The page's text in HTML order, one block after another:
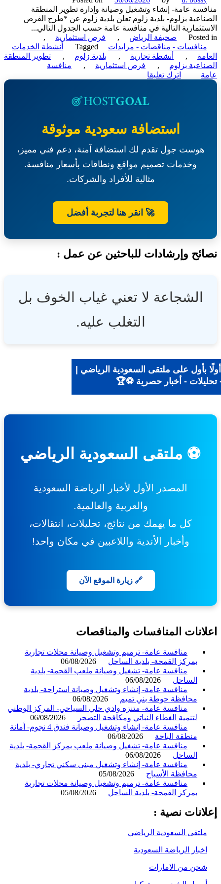
عامة- إنشاء وتشغيل وصيانة وإدارة تطوير المنطقة
بزلوم- بلدية زلوم تعلن بلدية زلوم عن *طرح الفرص
التالية في منافسة عامة حسب الجدول التالي...
صحيفة الرياض , فرص استثمارية
,
- مناقصات - مزايدات
Tagged
أنشطة الخدمات
, أنشطة تجارية , بلدية زلوم ,
تطوير المنطقة
بزلوم
, فرص استثمارية ,
منافسة
اترك تعليقاon
إنشاء
وصيانة
وإدارة
المنطقة
بزلوم-
بلدية
استضافة سعودية موثوقة
هوست جول تقدم لك استضافة آمنة، دعم فني مميز،
وخدمات تصميم مواقع ونطاقات بأسعار منافسة.
مثالية للأفراد والشركات.
🚀 انقر هنا لتجربة أفضل
وإرشادات للباحثين عن عمل :
الشجاعة لا تعني غياب الخوف بل
التغلب عليه.
بأول على ملتقى السعودية الرياضي |
- أخبار حصرية ⚽🏆
⚽ ملتقى السعودية الرياضي
المصدر الأول لأخبار الرياضة السعودية
والعربية والعالمية.
كل ما يهمك من نتائج، تحليلات، انتقالات،
وأخبار الأندية واللاعبين في مكان واحد!
🔗 زيارة الموقع الآن
المنافسات والمناقصات
منافسة عامة- ترميم وتشغيل وصيانة محلات تجارية
بمركز القمحة- بلدية الساحل
06/08/2026
منافسة عامة- تشغيل وصيانة ملعب القحمة- بلدية
الساحل
06/08/2026
منافسة عامة- إنشاء وتشغيل وصيانة استراحة- بلدية
محافظة حوطة بني تميم
06/08/2026
منافسة عامة- متنزه وادي حلي السياحي- المركز الوطني
لتنمية الغطاء النباتي ومكافحة التصحر
06/08/2026
منافسة عامة- إنشاء وتشغيل وصيانة فندق 4 نجوم- أمانة
منطقة الباحة
06/08/2026
منافسة عامة- تشغيل وصيانة ملعب بمركز القحمة- بلدية
الساحل
06/08/2026
منافسة عامة- إنشاء وتشغيل مبنى سكني تجاري- بلدية
محافظة الأسياح
05/08/2026
منافسة عامة- ترميم وتشغيل وصيانة محلات تجارية
بمركز القمحة- بلدية الساحل
05/08/2026
نصية :
السعودية الرياضي
الرياضة السعودية
من الامارات